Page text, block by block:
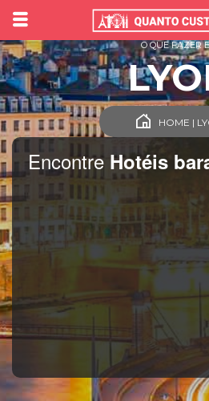
Encontre Hotéis
O QUE FAZER
HOME |